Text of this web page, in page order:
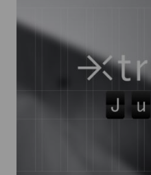
2026